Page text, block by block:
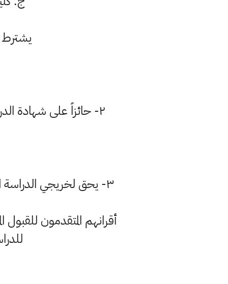
يشترط
۲- حائزاً على شهادة الدراسة الإعدادية العراقية معززة بتصديق من المديرية العامة للتربية في المحافظة أو
٣- يحق لخريجي الدراسة الإعدادية للسنة الدراسية الحالية الحصول على الإمتيازات ذاتها التي حصل عليها